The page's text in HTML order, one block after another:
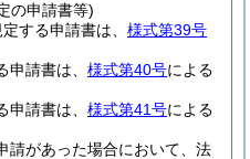
の申請書等)
する申請書は、 様式第39号
請書は、 様式第40号による
請書は、 様式第41号による
請があった場合において、法